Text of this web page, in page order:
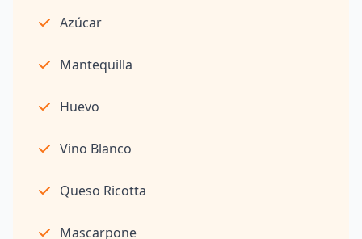
Azúcar
Mantequilla
Huevo
Vino Blanco
Queso Ricotta
Mascarpone